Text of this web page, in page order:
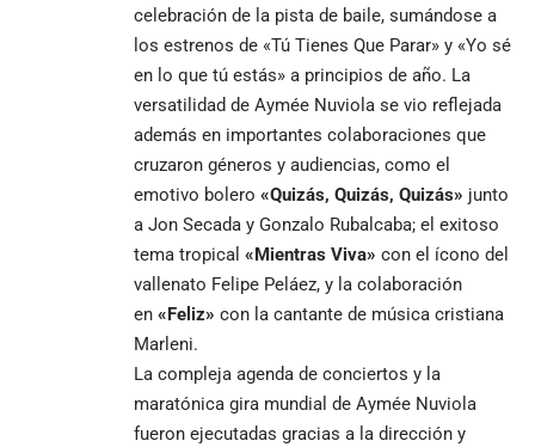
celebración de la pista de baile, sumándose a
los estrenos de «Tú Tienes Que Parar» y «Yo sé
en lo que tú estás» a principios de año. La
versatilidad de Aymée Nuviola se vio reflejada
además en importantes colaboraciones que
cruzaron géneros y audiencias, como el
emotivo bolero «Quizás, Quizás, Quizás» junto
a Jon Secada y Gonzalo Rubalcaba; el exitoso
tema tropical «Mientras Viva» con el ícono del
vallenato Felipe Peláez, y la colaboración
en «Feliz» con la cantante de música cristiana
Marleni.
La compleja agenda de conciertos y la
maratónica gira mundial de Aymée Nuviola
fueron ejecutadas gracias a la dirección y